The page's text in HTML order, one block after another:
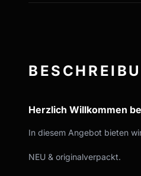
Herzlich Willkommen
In diesem Angebot bieten
NEU & originalverpackt.